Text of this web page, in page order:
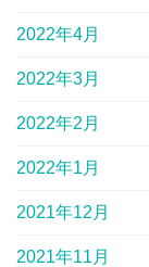
2022年4月
2022年3月
2022年2月
2022年1月
2021年12月
2021年11月